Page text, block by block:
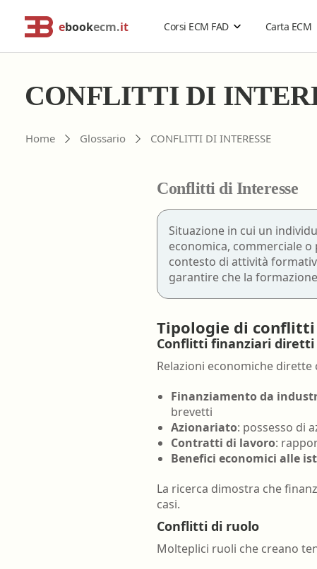
ebookecm.it Corsi ECM FAD
Catalogo Generale
Educatore professionale
Farmacia ospedaliera
Farmacia territoriale
Fisioterapista
Igienista dentale
Carta ECM
Professionisti della salute
Estensione validità corsi ECM
Rimborso corsi ECM
Risoluzione problemi
Problemi accesso ebookecm.it
Recupero email
Sostituzione password
- Domande frequenti
Cerca corsi ECM o altro
CONFLITTI DI
Home Glossario CONFLITTI DI INTERESSE
Conflitti di Interesse
Situazione in cui un
economica, commerciale
contesto di attività
garantire che la
Tipologie di conflitti
Conflitti finanziari diretti
Relazioni economiche dirette
Finanziamento da
brevetti
Azionariato: possesso di
Contratti di lavoro:
Benefici economici alle
La ricerca dimostra che
casi.
Conflitti di ruolo
Molteplici ruoli che creano